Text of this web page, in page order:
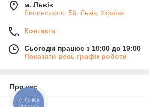
м. Львів
Липинського, 58, Львів, Україна
Контакти
Сьогодні працює з 10:00 до 19:00
Показати весь графік роботи
Про нас
КНОПКА